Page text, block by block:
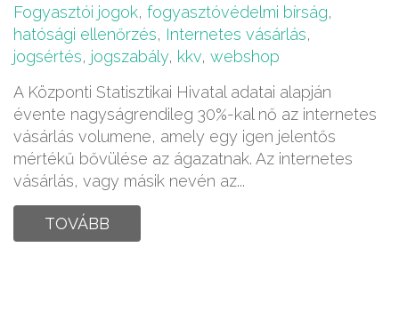
Fogyasztói jogok, fogyasztóvédelmi bírság,
hatósági ellenőrzés, Internetes vásárlás,
jogsértés, jogszabály, kkv, webshop
A Központi Statisztikai Hivatal adatai alapján
évente nagyságrendileg 30%-kal nő az internetes
vásárlás volumene, amely egy igen jelentős
mértékű bővülése az ágazatnak. Az internetes
vásárlás, vagy másik nevén az...
TOVÁBB